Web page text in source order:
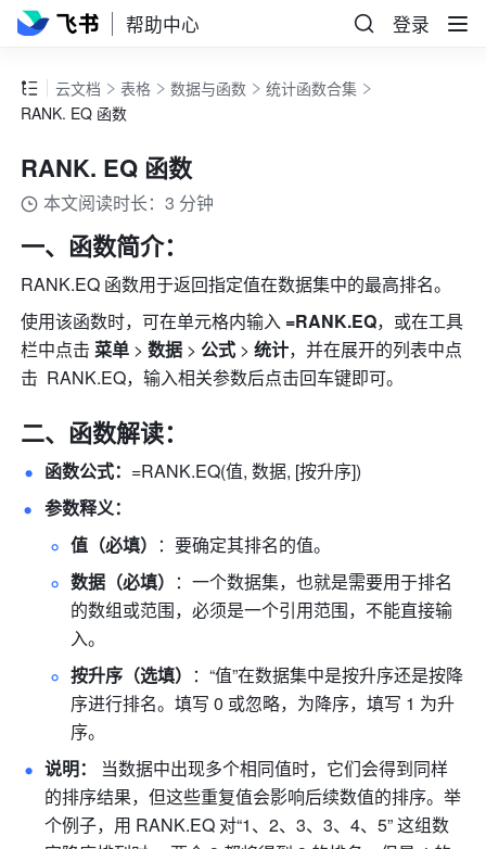
帮助中心 登录
云文档 表格 数据与函数
统计函数合集
RANK. EQ 函数
RANK. EQ 函数
本文阅读时长：3 分钟
一、函数简介：
RANK.EQ 函数用于返回指定值在数据集中的最高排名。
使用该函数时，可在单元格内输入 =RANK.EQ，或在工具
栏中点击 菜单 > 数据 > 公式 > 统计，并在展开的列表中点
击  RANK.EQ，输入相关参数后点击回车键即可。
二、函数解读：
函数公式： =RANK.EQ(值, 数据, [按升序])
参数释义：
值（必填） ：要确定其排名的值。
数据（必填） ：一个数据集，也就是需要用于排名
的数组或范围，必须是一个引用范围，不能直接输
入。
按升序（选填） ：“值”在数据集中是按升序还是按降
序进行排名。填写 0 或忽略，为降序，填写 1 为升
序。
说明：
当数据中出现多个相同值时，它们会得到同样
的排序结果，但这些重复值会影响后续数值的排序。举
个例子，用 RANK.EQ 对“1、2、3、3、4、5” 这组数